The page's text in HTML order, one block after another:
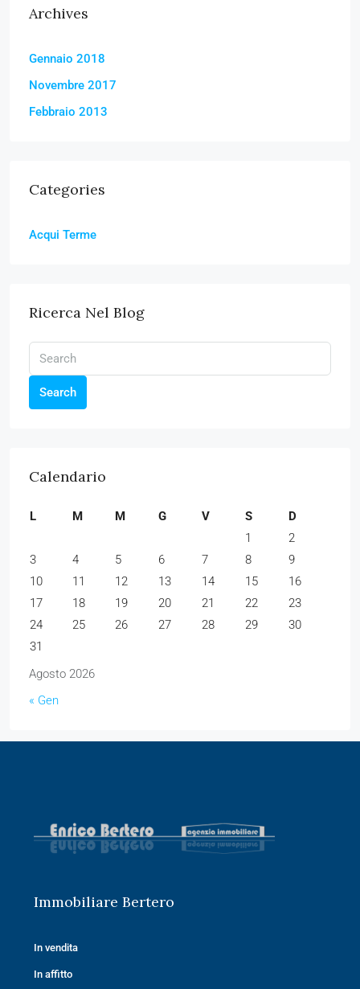
Archives
Gennaio 2018
Novembre 2017
Febbraio 2013
Categories
Acqui Terme
Ricerca Nel Blog
Search
Calendario
Agosto 2026
L M M G V S
D
1
2
3
4 5 6 7 8
9
10
11 12 13 14 15
16
17
18 19 20 21 22
23
24
25 26 27 28 29
30
31
« Gen
Immobiliare Bertero
In vendita
In affitto